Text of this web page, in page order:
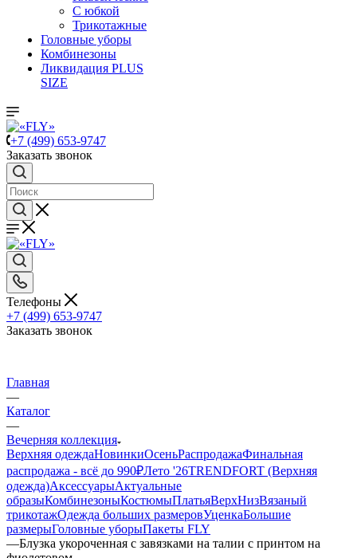
С юбкой
Трикотажные
Головные уборы
Комбинезоны
Ликвидация PLUS
SIZE
+7 (499) 653-9747
Заказать звонок
Телефоны
+7 (499) 653-9747
Заказать звонок
Главная
—
Каталог
—
Вечерняя коллекция
Верхняя одеждаНовинкиОсеньРаспродажаФинальная
распродажа - всё до 990₽Лето '26TRENDFORT (Верхняя
одежда)АксессуарыАктуальные
образыКомбинезоныКостюмыПлатьяВерхНизВязаный
трикотажОдежда больших размеровУценкаБольшие
размерыГоловные уборыПакеты FLY
—Блузка укороченная с завязками на талии с принтом на